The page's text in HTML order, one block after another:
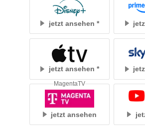
jetzt ansehen
jetzt ansehen
jetzt ansehen
MagentaTV